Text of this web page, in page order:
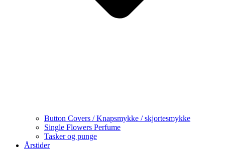
Button Covers / Knapsmykke / skjortesmykke
Single Flowers Perfume
Tasker og punge
Årstider